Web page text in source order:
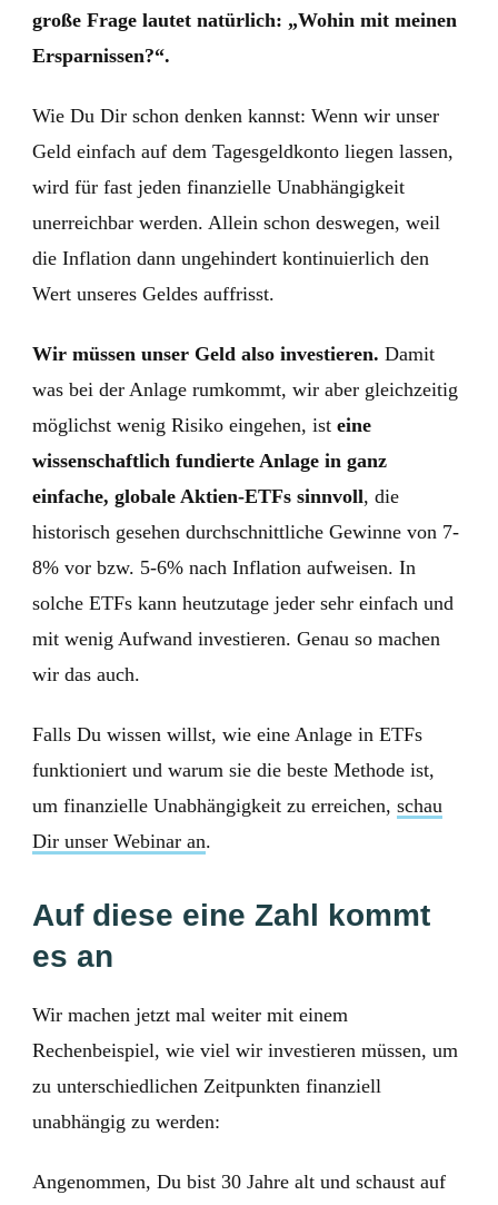
große Frage lautet natürlich: „Wohin mit meinen
Ersparnissen?“.
Wie Du Dir schon denken kannst: Wenn wir unser
Geld einfach auf dem Tagesgeldkonto liegen lassen,
wird für fast jeden finanzielle Unabhängigkeit
unerreichbar werden. Allein schon deswegen, weil
die Inflation dann ungehindert kontinuierlich den
Wert unseres Geldes auffrisst.
Wir müssen unser Geld also investieren. Damit
was bei der Anlage rumkommt, wir aber gleichzeitig
möglichst wenig Risiko eingehen, ist eine
wissenschaftlich fundierte Anlage in ganz
einfache, globale Aktien-ETFs sinnvoll, die
historisch gesehen durchschnittliche Gewinne von 7-
8% vor bzw. 5-6% nach Inflation aufweisen. In
solche ETFs kann heutzutage jeder sehr einfach und
mit wenig Aufwand investieren. Genau so machen
wir das auch.
Falls Du wissen willst, wie eine Anlage in ETFs
funktioniert und warum sie die beste Methode ist,
um finanzielle Unabhängigkeit zu erreichen, schau
Dir unser Webinar an.
Auf diese eine Zahl kommt
es an
Wir machen jetzt mal weiter mit einem
Rechenbeispiel, wie viel wir investieren müssen, um
zu unterschiedlichen Zeitpunkten finanziell
unabhängig zu werden:
Angenommen, Du bist 30 Jahre alt und schaust auf